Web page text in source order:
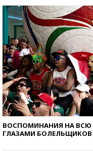
ВОСПОМИНАНИЯ НА
ГЛАЗАМИ БОЛЕЛЬЩИКОВ